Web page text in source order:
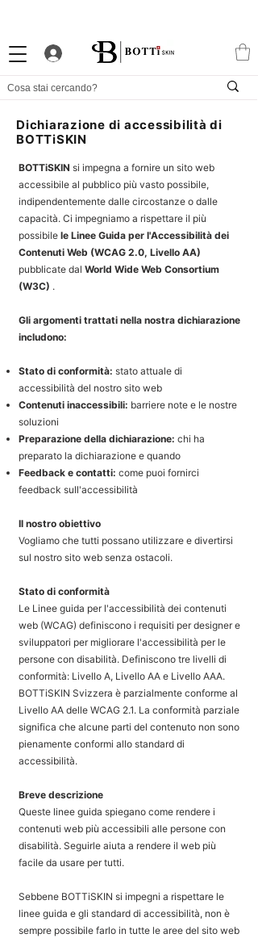
Dichiarazione di accessibilità di
BOTTiSKIN
BOTTiSKIN si impegna a fornire un sito web
accessibile al pubblico più vasto possibile,
indipendentemente dalle circostanze o dalle
capacità. Ci impegniamo a rispettare il più
possibile le Linee Guida per l'Accessibilità dei
Contenuti Web (WCAG 2.0, Livello AA)
pubblicate dal World Wide Web Consortium
(W3C) .
Gli argomenti trattati nella nostra dichiarazione
includono:
Stato di conformità: stato attuale di
accessibilità del nostro sito web
Contenuti inaccessibili: barriere note e le nostre
soluzioni
Preparazione della dichiarazione: chi ha
preparato la dichiarazione e quando
Feedback e contatti: come puoi fornirci
feedback sull'accessibilità
Il nostro obiettivo
Vogliamo che tutti possano utilizzare e divertirsi
sul nostro sito web senza ostacoli.
Stato di conformità
Le Linee guida per l'accessibilità dei contenuti
web (WCAG) definiscono i requisiti per designer e
sviluppatori per migliorare l'accessibilità per le
persone con disabilità. Definiscono tre livelli di
conformità: Livello A, Livello AA e Livello AAA.
BOTTiSKIN Svizzera è parzialmente conforme al
Livello AA delle WCAG 2.1. La conformità parziale
significa che alcune parti del contenuto non sono
pienamente conformi allo standard di
accessibilità.
Breve descrizione
Queste linee guida spiegano come rendere i
contenuti web più accessibili alle persone con
disabilità. Seguirle aiuta a rendere il web più
facile da usare per tutti.
Sebbene BOTTiSKIN si impegni a rispettare le
linee guida e gli standard di accessibilità, non è
sempre possibile farlo in tutte le aree del sito web